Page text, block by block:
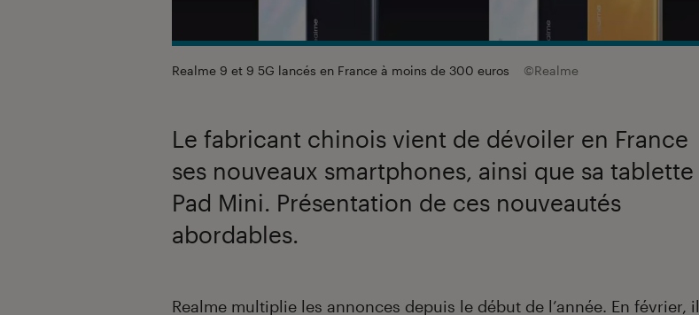
Realme 9 et 9 5G lancés en France à moins de 300 euros ©Realme
Le fabricant chinois vient de dévoiler en France
ses nouveaux smartphones, ainsi que sa tablette
Pad Mini. Présentation de ces nouveautés
abordables.
Introduction
Realme multiplie les annonces depuis le début de l’année. En février, il